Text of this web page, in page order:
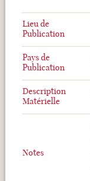
Lieu de
Publication
Pays de
Publication
Description
Matérielle
Notes